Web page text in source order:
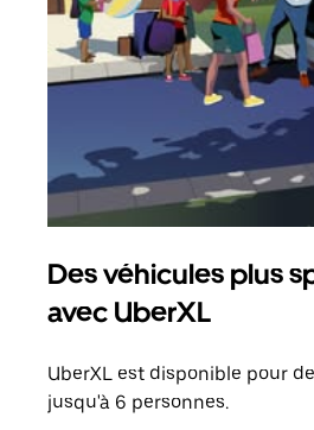
Des véhicules plus
avec UberXL
UberXL est disponible pour
jusqu'à 6 personnes.